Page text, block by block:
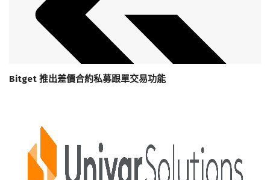
Bitget 推出差價合約私募跟單交易功能